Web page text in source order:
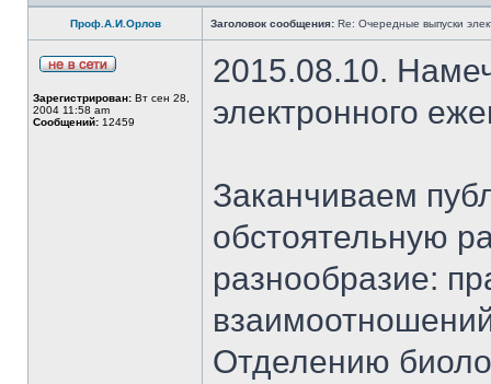
Проф.А.И.Орлов Заголовок сообщения: Re: Очередные выпуски
Зарегистрирован: Вт сен 28,
2004 11:58 am
Сообщений: 12459
2015.08.10.
электронного
Заканчиваем
обстоятельную
разнообразие:
Отделению